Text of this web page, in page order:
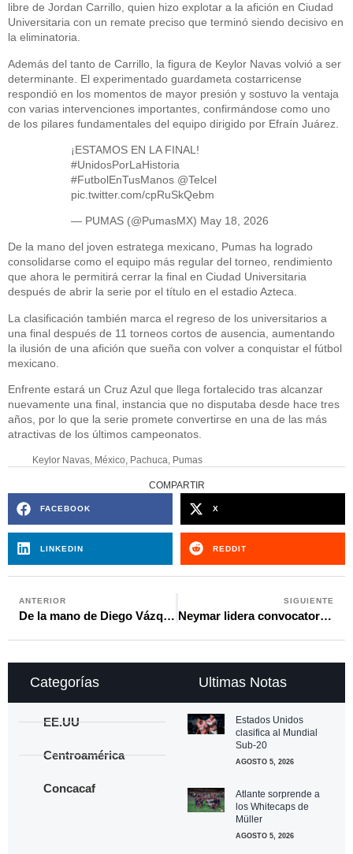
libre de Jordan Carrillo, quien hizo explotar a la afición en Ciudad
Universitaria con un remate preciso que terminó siendo decisivo en
la eliminatoria.
Además del tanto de Carrillo, la figura de Keylor Navas volvió a ser
determinante. El experimentado guardameta costarricense
respondió en los momentos de mayor presión y sostuvo la ventaja
con varias intervenciones importantes, confirmándose como uno
de los pilares fundamentales del equipo dirigido por Efraín Juárez.
¡ESTAMOS EN LA FINAL!
#UnidosPorLaHistoria
#FutbolEnTusManos @Telcel
pic.twitter.com/cpRuSkQebm
— PUMAS (@PumasMX) May 18, 2026
De la mano del joven estratega mexicano, Pumas ha logrado
consolidarse como el equipo más regular del torneo, rendimiento
que ahora le permitirá cerrar la final en Ciudad Universitaria
después de abrir la serie por el título en el estadio Azteca.
La clasificación también marca el regreso de los universitarios a
una final después de 11 torneos cortos de ausencia, aumentando
la ilusión de una afición que sueña con volver a conquistar el fútbol
mexicano.
Enfrente estará un Cruz Azul que llega fortalecido tras alcanzar
nuevamente una final, instancia que no disputaba desde hace tres
años, por lo que la serie promete convertirse en una de las más
atractivas de los últimos campeonatos.
Keylor Navas México Pachuca Pumas
COMPARTIR
FACEBOOK X
LINKEDIN REDDIT
ANTERIOR
De la mano de Diego Vázquez, Real Estelí se corona campeón en Nicaragua
SIGUIENTE
Neymar lidera convocatoria de Brasil al Mundial 2026 y sus compatriotas festejan su llamado
Ultimas Notas
Estados Unidos
clasifica al Mundial
Sub-20
AGOSTO 5, 2026
Atlante sorprende a
los Whitecaps de
Müller
AGOSTO 5, 2026
Categorías
EE.UU
Centroamérica
Concacaf